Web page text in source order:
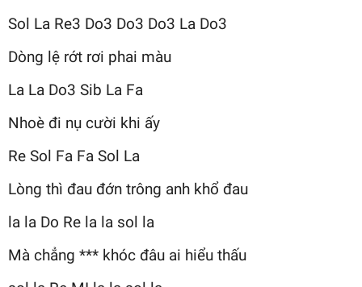
Sol La Re3 Do3 Do3 Do3 La Do3
Dòng lệ rớt rơi phai màu
La La Do3 Sib La Fa
Nhoè đi nụ cười khi ấy
Re Sol Fa Fa Sol La
Lòng thì đau đớn trông anh khổ đau
la la Do Re la la sol la
Mà chẳng *** khóc đâu ai hiểu thấu